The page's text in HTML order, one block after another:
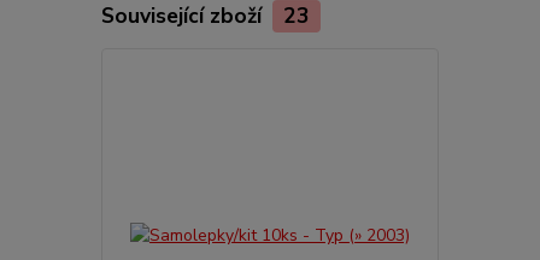
Související zboží 23